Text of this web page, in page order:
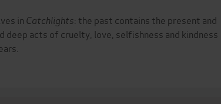
in Catchlights: the past contains the present and
deep acts of cruelty, love, selfishness and kindness